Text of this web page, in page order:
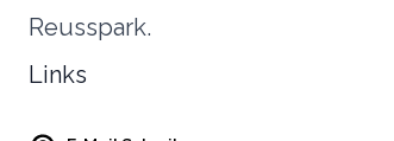
Reusspark.
Links